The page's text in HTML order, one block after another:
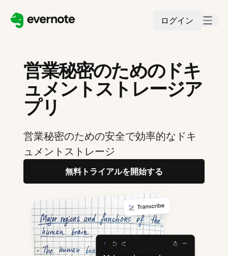
ログイン
営業秘密のためのドキ
ュメントストレージア
プリ
営業秘密のための安全で効率的なドキ
ュメントストレージ
無料トライアルを開始する